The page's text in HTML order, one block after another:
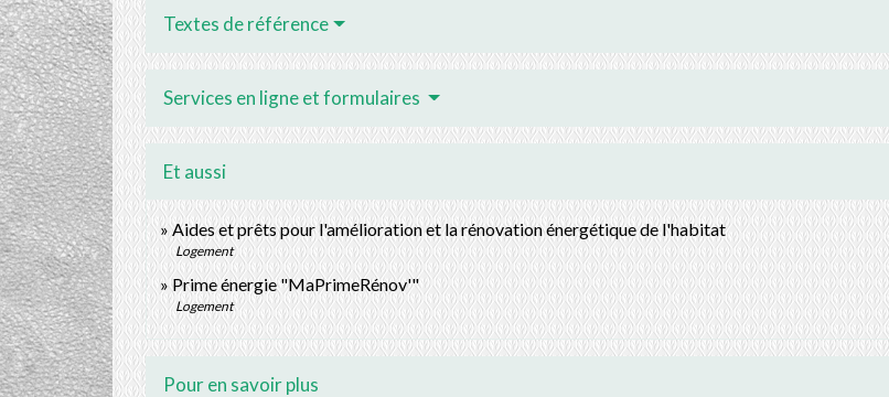
Textes de référence
Services en ligne et formulaires
Et aussi
Aides et prêts pour l'amélioration et la rénovation énergétique de l'habitat
Logement
Prime énergie "MaPrimeRénov'"
Logement
Pour en savoir plus